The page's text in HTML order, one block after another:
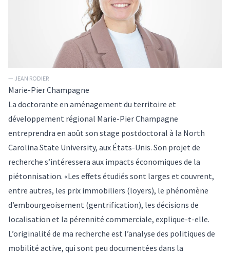
— JEAN RODIER
Marie-Pier Champagne
La doctorante en aménagement du territoire et
développement régional Marie-Pier Champagne
entreprendra en août son stage postdoctoral à la North
Carolina State University, aux États-Unis. Son projet de
recherche s’intéressera aux impacts économiques de la
piétonnisation. «Les effets étudiés sont larges et couvrent,
entre autres, les prix immobiliers (loyers), le phénomène
d’embourgeoisement (gentrification), les décisions de
localisation et la pérennité commerciale, explique-t-elle.
L’originalité de ma recherche est l’analyse des politiques de
mobilité active, qui sont peu documentées dans la